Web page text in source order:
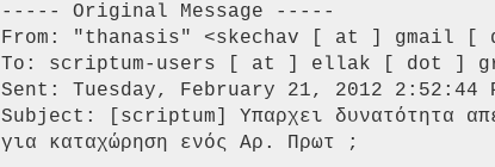
----- Original Message -----
From: "thanasis" <skechav [ at ] gmail [
To: scriptum-users [ at ] ellak [ dot ]
Sent: Tuesday, February 21, 2012 2:52:44
Subject: [scriptum] Υπαρχει δυνατότητα
για καταχώρηση ενός Αρ. Πρωτ ;